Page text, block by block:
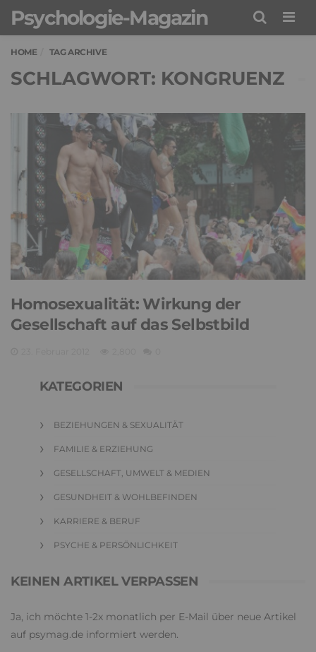
Psychologie-Magazin
HOME TAG ARCHIVE
SCHLAGWORT: KONGRUENZ
Homosexualität: Wirkung der
Gesellschaft auf das Selbstbild
KATEGORIEN
BEZIEHUNGEN & SEXUALITÄT
FAMILIE & ERZIEHUNG
GESELLSCHAFT, UMWELT & MEDIEN
GESUNDHEIT & WOHLBEFINDEN
KARRIERE & BERUF
PSYCHE & PERSÖNLICHKEIT
KEINEN ARTIKEL VERPASSEN
Ja, ich möchte 1-2x monatlich per E-Mail über neue Artikel
auf psymag.de informiert werden.